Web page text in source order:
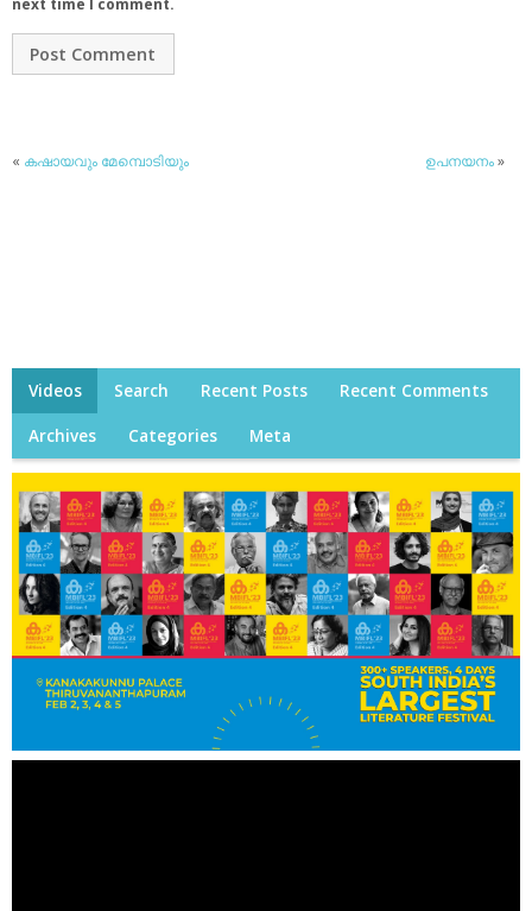
« കഷായവും മേമ്പൊടിയും ഉപനയനം»
Videos Search Recent Posts Recent Comments
Archives Categories Meta